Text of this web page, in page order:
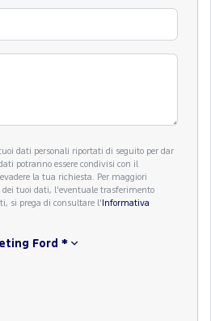
dati personali riportati di seguito per dar
potranno essere condivisi con il
la tua richiesta. Per maggiori
tuoi dati, l'eventuale trasferimento
si prega di consultare l' Informativa
Ford *